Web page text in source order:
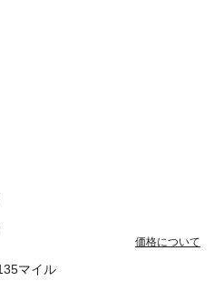
マイル
価格について